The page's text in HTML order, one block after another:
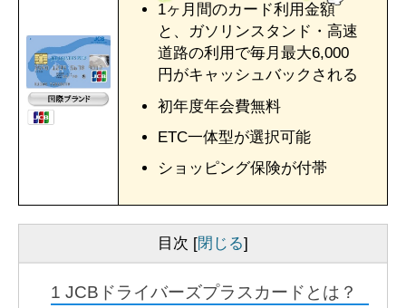
1ヶ月間のカード利用金額
と、ガソリンスタンド・高速
道路の利用で毎月最大6,000
円がキャッシュバックされる
初年度年会費無料
ETC一体型が選択可能
ショッピング保険が付帯
目次 [閉じる]
1 JCBドライバーズプラスカードとは？